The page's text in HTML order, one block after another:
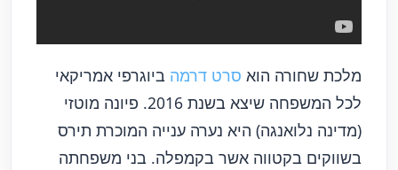
מלכת שחורה הוא סרט דרמה ביוגרפי אמריקאי
לכל המשפחה שיצא בשנת 2016. פיונה מוטזי
(מדינה נלואנגה) היא נערה ענייה המוכרת תירס
בשווקים בקטווה אשר בקמפלה. בני משפחתה